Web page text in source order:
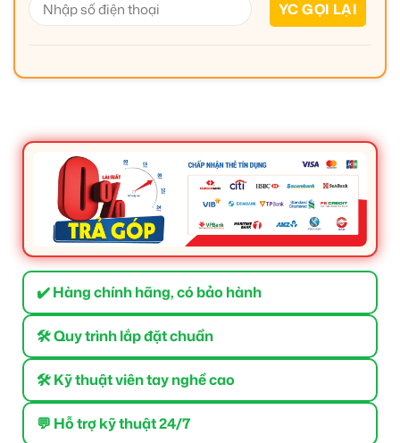
✔️ Hàng chính hãng, có bảo hành
🛠 Quy trình lắp đặt chuẩn
🛠 Kỹ thuật viên tay nghề cao
💬 Hỗ trợ kỹ thuật 24/7